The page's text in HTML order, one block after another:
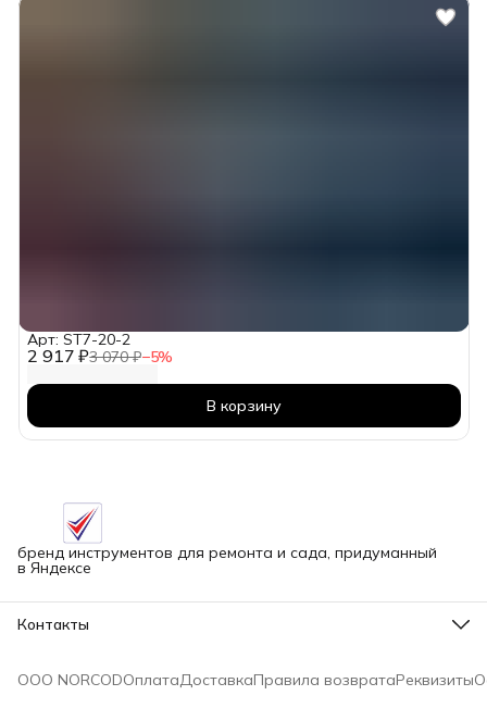
2 917 ₽3 070 ₽−5%
Арт: ST7-20-2
В корзину
бренд инструментов для ремонта и сада, придуманный
в Яндексе
Контакты
Телефон
ООО NORCODОплатаДоставкаПравила возвратаРеквизиты